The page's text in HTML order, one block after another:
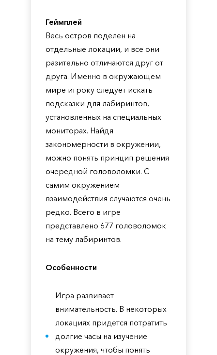
Геймплей
Весь остров поделен на
отдельные локации, и все они
разительно отличаются друг от
друга. Именно в окружающем
мире игроку следует искать
подсказки для лабиринтов,
установленных на специальных
мониторах. Найдя
закономерности в окружении,
можно понять принцип решения
очередной головоломки. С
самим окружением
взаимодействия случаются очень
редко. Всего в игре
представлено 677 головоломок
на тему лабиринтов.
Особенности
Игра развивает
внимательность. В некоторых
локациях придется потратить
долгие часы на изучение
окружения, чтобы понять